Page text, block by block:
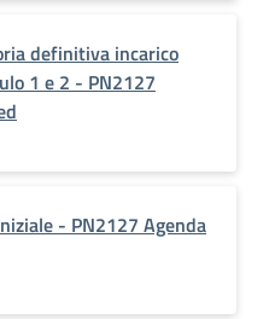
definitiva incarico
1 e 2 - PN2127
- PN2127 Agenda